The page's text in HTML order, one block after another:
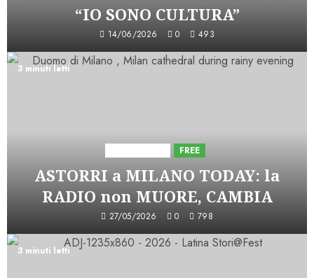
“IO SONO CULTURA”
14/06/2026 0 493
3 minuti letti
FREE
ASTORRI a MILANO TODAY: la
RADIO non MUORE, CAMBIA
27/05/2026 0 798
3 minuti letti